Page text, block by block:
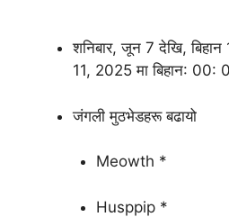
शनिबार, जून 7 देखि,
11, 2025 मा बिहान: 00:
जंगली मुठभेडहरू बढायो
Meowth *
Husppip *